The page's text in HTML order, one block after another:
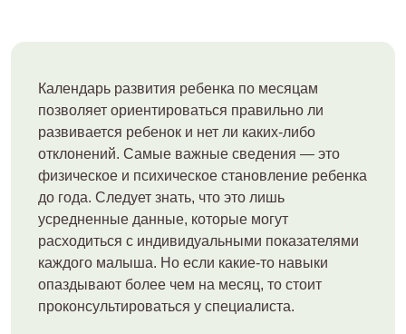
включающий в себя анализы, ультразвуковые
исследования, ЭКГ и прием педиатра. Начиная с 12 лет,
Чек-ап включает консультацию детского гинеколога или
уролога.
Календарь развития ребенка по месяцам
позволяет ориентироваться правильно ли
развивается ребенок и нет ли каких-либо
отклонений. Самые важные сведения — это
физическое и психическое становление ребенка
до года. Следует знать, что это лишь
усредненные данные, которые могут
расходиться с индивидуальными показателями
каждого малыша. Но если какие-то навыки
опаздывают более чем на месяц, то стоит
проконсультироваться у специалиста.